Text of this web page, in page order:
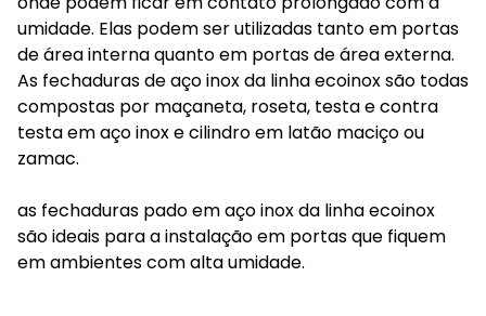
umidade. Elas podem ser utilizadas tanto em portas
de área interna quanto em portas de área externa.
As fechaduras de aço inox da linha ecoinox são todas
compostas por maçaneta, roseta, testa e contra
testa em aço inox e cilindro em latão maciço ou
zamac.
as fechaduras pado em aço inox da linha ecoinox
são ideais para a instalação em portas que fiquem
em ambientes com alta umidade.